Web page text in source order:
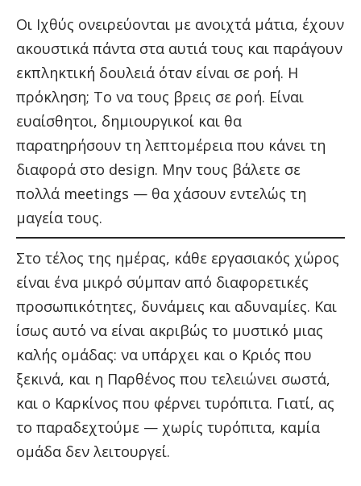
Οι Ιχθύς ονειρεύονται με ανοιχτά μάτια, έχουν
ακουστικά πάντα στα αυτιά τους και παράγουν
εκπληκτική δουλειά όταν είναι σε ροή. Η
πρόκληση; Το να τους βρεις σε ροή. Είναι
ευαίσθητοι, δημιουργικοί και θα
παρατηρήσουν τη λεπτομέρεια που κάνει τη
διαφορά στο design. Μην τους βάλετε σε
πολλά meetings — θα χάσουν εντελώς τη
μαγεία τους.
Στο τέλος της ημέρας, κάθε εργασιακός χώρος
είναι ένα μικρό σύμπαν από διαφορετικές
προσωπικότητες, δυνάμεις και αδυναμίες. Και
ίσως αυτό να είναι ακριβώς το μυστικό μιας
καλής ομάδας: να υπάρχει και ο Κριός που
ξεκινά, και η Παρθένος που τελειώνει σωστά,
και ο Καρκίνος που φέρνει τυρόπιτα. Γιατί, ας
το παραδεχτούμε — χωρίς τυρόπιτα, καμία
ομάδα δεν λειτουργεί.